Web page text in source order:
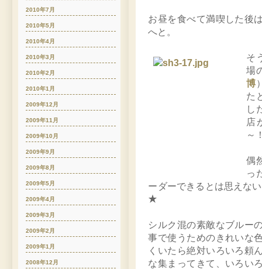
お昼を食べて満喫した後
へと。
そ
場
博
た
し
店
～
偶
っ
ーダーできるとは思えな
★
シルク混の素敵なブルー
事で使うためのきれいな
くいたら絶対いろいろ頼
な集まってきて、いろい
2010年7月
2010年5月
2010年4月
2010年3月
2010年2月
2010年1月
2009年12月
2009年11月
2009年10月
2009年9月
2009年8月
2009年5月
2009年4月
2009年3月
2009年2月
2009年1月
2008年12月